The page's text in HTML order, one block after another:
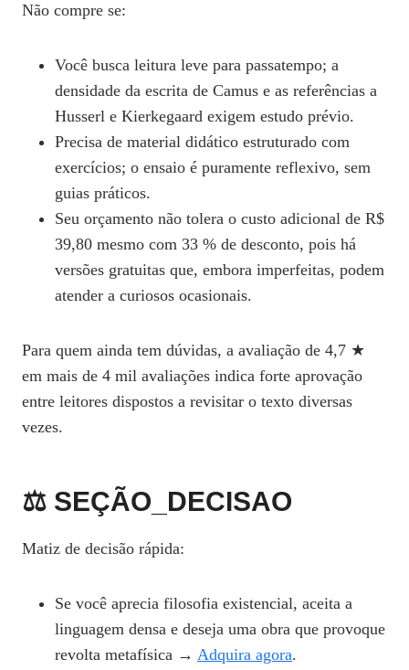
Não compre se:
Você busca leitura leve para passatempo; a
densidade da escrita de Camus e as referências a
Husserl e Kierkegaard exigem estudo prévio.
Precisa de material didático estruturado com
exercícios; o ensaio é puramente reflexivo, sem
guias práticos.
Seu orçamento não tolera o custo adicional de R$
39,80 mesmo com 33 % de desconto, pois há
versões gratuitas que, embora imperfeitas, podem
atender a curiosos ocasionais.
Para quem ainda tem dúvidas, a avaliação de 4,7 ★
em mais de 4 mil avaliações indica forte aprovação
entre leitores dispostos a revisitar o texto diversas
vezes.
⚖️ SEÇÃO_DECISAO
Matiz de decisão rápida:
Se você aprecia filosofia existencial, aceita a
linguagem densa e deseja uma obra que provoque
revolta metafísica → Adquira agora.